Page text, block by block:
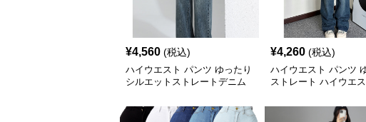
¥4,560 (税込)
ハイウエスト パンツ ゆったり
シルエットストレートデニム
¥4,260 (税込)
ハイウエスト パンツ
ストレート ハイウエ